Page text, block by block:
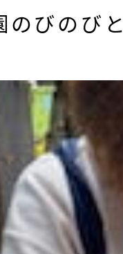
のびのびと